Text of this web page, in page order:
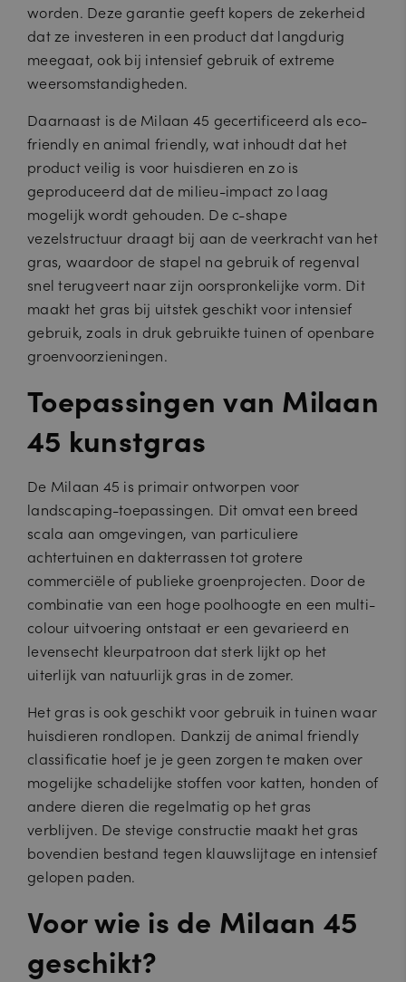
worden. Deze garantie geeft kopers de zekerheid
dat ze investeren in een product dat langdurig
meegaat, ook bij intensief gebruik of extreme
weersomstandigheden.
Daarnaast is de Milaan 45 gecertificeerd als eco-
friendly en animal friendly, wat inhoudt dat het
product veilig is voor huisdieren en zo is
geproduceerd dat de milieu-impact zo laag
mogelijk wordt gehouden. De c-shape
vezelstructuur draagt bij aan de veerkracht van het
gras, waardoor de stapel na gebruik of regenval
snel terugveert naar zijn oorspronkelijke vorm. Dit
maakt het gras bij uitstek geschikt voor intensief
gebruik, zoals in druk gebruikte tuinen of openbare
groenvoorzieningen.
Toepassingen van Milaan
45 kunstgras
De Milaan 45 is primair ontworpen voor
landscaping-toepassingen. Dit omvat een breed
scala aan omgevingen, van particuliere
achtertuinen en dakterrassen tot grotere
commerciële of publieke groenprojecten. Door de
combinatie van een hoge poolhoogte en een multi-
colour uitvoering ontstaat er een gevarieerd en
levensecht kleurpatroon dat sterk lijkt op het
uiterlijk van natuurlijk gras in de zomer.
Het gras is ook geschikt voor gebruik in tuinen waar
huisdieren rondlopen. Dankzij de animal friendly
classificatie hoef je je geen zorgen te maken over
mogelijke schadelijke stoffen voor katten, honden of
andere dieren die regelmatig op het gras
verblijven. De stevige constructie maakt het gras
bovendien bestand tegen klauwslijtage en intensief
gelopen paden.
Voor wie is de Milaan 45
geschikt?